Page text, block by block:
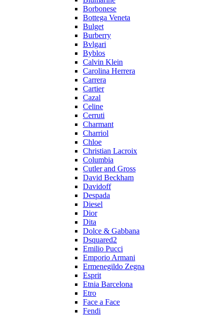
Borbonese
Bottega Veneta
Bulget
Burberry
Bvlgari
Byblos
Calvin Klein
Carolina Herrera
Carrera
Cartier
Cazal
Celine
Cerruti
Charmant
Charriol
Chloe
Christian Lacroix
Columbia
Cutler and Gross
David Beckham
Davidoff
Despada
Diesel
Dior
Dita
Dolce & Gabbana
Dsquared2
Emilio Pucci
Emporio Armani
Ermenegildo Zegna
Esprit
Etnia Barcelona
Etro
Face a Face
Fendi